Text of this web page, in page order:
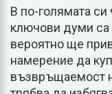
В по-голямата си
ключови думи са
вероятно ще
намерение да
възвръщаемост